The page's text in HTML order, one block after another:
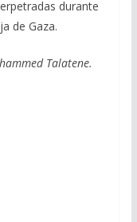
durante
de Gaza.
Talatene.